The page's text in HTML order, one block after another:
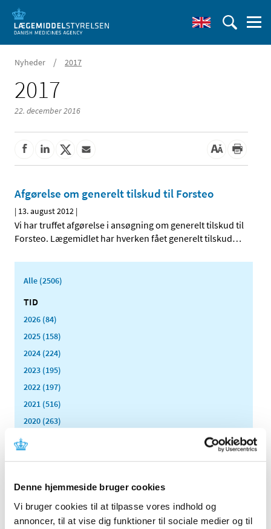
Denne hjemmeside bruger cookies
Vi bruger cookies til at tilpasse vores indhold og
annoncer, til at vise dig funktioner til sociale medier og til
Nyheder / 2017
2017
22. december 2016
Afgørelse om generelt tilskud til Forsteo
| 13. august 2012 |
Vi har truffet afgørelse i ansøgning om generelt tilskud til
Forsteo. Lægemidlet har hverken fået generelt tilskud…
Alle (2506)
TID
2026 (84)
2025 (158)
2024 (224)
2023 (195)
2022 (197)
2021 (516)
2020 (263)
2016 (167)
2015 (33)
2014 (44)